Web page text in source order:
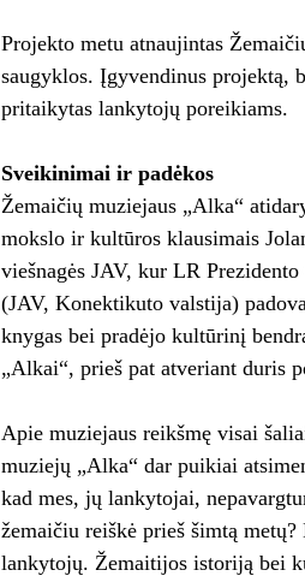
Projekto metu atnaujintas
saugyklos. Įgyvendinus projektą,
pritaikytas lankytojų poreikiams.
Sveikinimai ir padėkos
Žemaičių muziejaus „Alka“
mokslo ir kultūros klausimais
viešnagės JAV, kur LR
(JAV, Konektikuto valstija)
knygas bei pradėjo kultūrinį
„Alkai“, prieš pat atveriant duris
Apie muziejaus reikšmę visai
muziejų „Alka“ dar puikiai
kad mes, jų lankytojai,
žemaičiu reiškė prieš šimtą
lankytojų. Žemaitijos istoriją bei